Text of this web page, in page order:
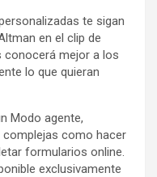
te sigan
en el clip de
conocerá mejor a los
lo que quieran
Modo agente,
como hacer
formularios online.
exclusivamente